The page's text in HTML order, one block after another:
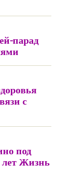
парад
с
под
лет Жизнь